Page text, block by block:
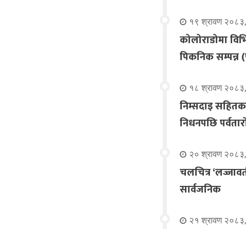
१९ श्रावण
कोलोराडोमा
पिकनिक सम्पन्न
१८ श्रावण २०८३,
निम्सदाइ
निधनपछि
२० श्रावण २०८३,
चलचित्र
सार्वजनिक
२१ श्रावण २०८३,